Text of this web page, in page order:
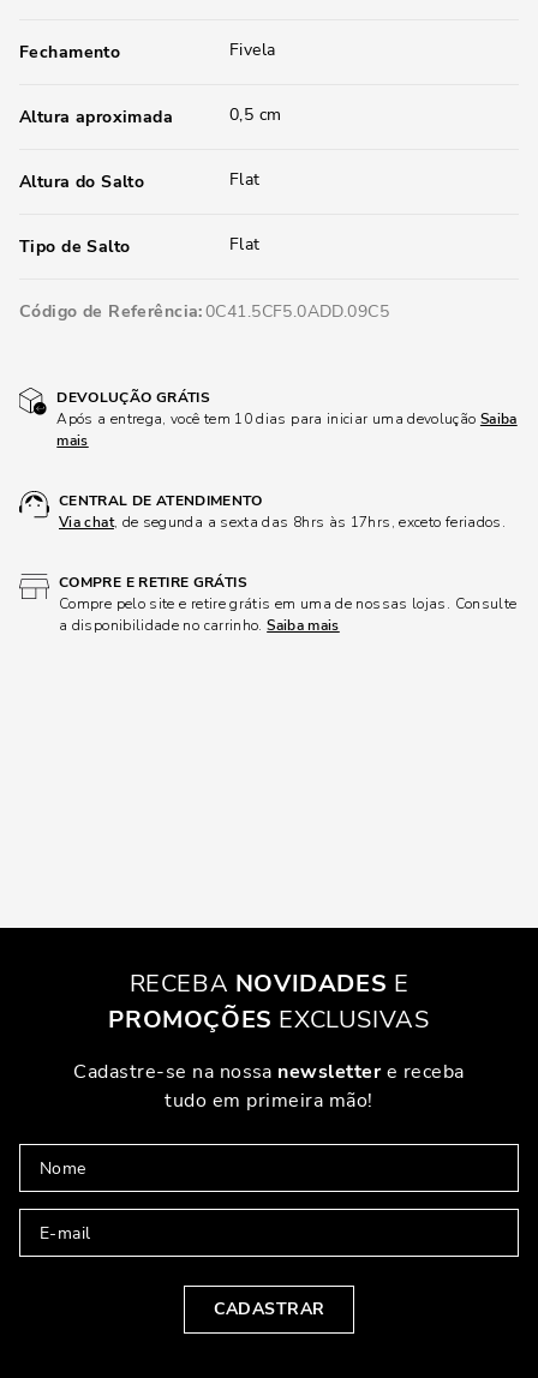
Fechamento Fivela
Altura aproximada 0,5 cm
Altura do Salto Flat
Tipo de Salto Flat
Código de Referência 0C41.5CF5.0ADD.09C5
DEVOLUÇÃO GRÁTIS
Após a entrega, você tem 10 dias para iniciar uma devolução Saiba
mais
CENTRAL DE ATENDIMENTO
Via chat, de segunda a sexta das 8hrs às 17hrs, exceto feriados.
COMPRE E RETIRE GRÁTIS
Compre pelo site e retire grátis em uma de nossas lojas. Consulte
a disponibilidade no carrinho.Saiba mais
RECEBA NOVIDADES E
PROMOÇÕES EXCLUSIVAS
Cadastre-se na nossa newslettere receba
tudo em primeira mão!
CADASTRAR